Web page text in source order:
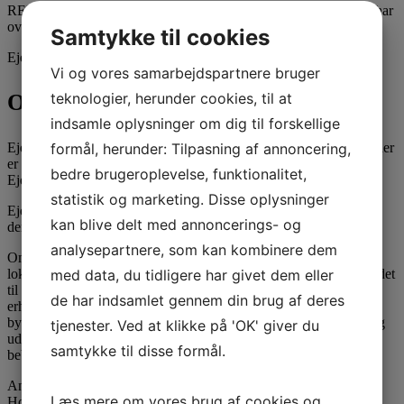
REMA 1000 startede som lejer i 2001 med 900 kvadratmeter og har
over 3 omgange udviddet sit areal.
Ejendommens matrikelnr. er Matrikel nr. 4cø, Egå By, Egå.
Området
Ejendommen er beliggende i et attraktivt erhvervs-/boligområde, der
er kendt som et godt detailhandels område i Århus Kommune.
Ejendommen er beliggende blot 8 km fra Århus.
Ejendommen er placeret med facade direkte ud til Grenåvej, hvor
der dagligt passerer ca. 20.000 køretøjer.
Området er reguleret af Kommuneplan 2017 (280107CE) samt
lokalplan Centerområde ved Egå Havvej (86), der regulerer området
til centerformål. I området kan der etableres butikker, liberale
erhverv, restauranter og lignende, som naturligt kan indpasses i et
bydelscenter. Der tillades dagligvarebutikker på op til 3.500 m2 og
udvalgsbutikker op til 2.000 m2. Derudover tillades en maksimal
bebyggelse på 65 %.
Andre virksomheder i området er bl.a. KVIK, thansen, Surfline,
Samtykke til cookies
Vi og vores samarbejdspartnere bruger
teknologier, herunder cookies, til at
indsamle oplysninger om dig til forskellige
formål, herunder: Tilpasning af annoncering,
bedre brugeroplevelse, funktionalitet,
statistik og marketing. Disse oplysninger
kan blive delt med annoncerings- og
analysepartnere, som kan kombinere dem
med data, du tidligere har givet dem eller
de har indsamlet gennem din brug af deres
tjenester. Ved at klikke på 'OK' giver du
samtykke til disse formål.